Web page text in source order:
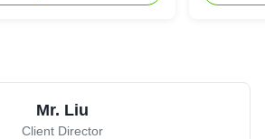
Mr. Liu
Client Director